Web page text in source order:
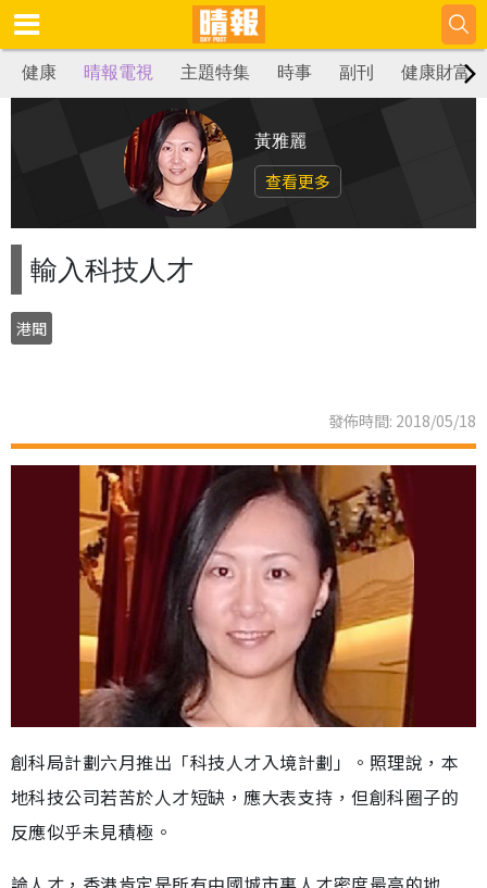
健康 晴報電視 主題特集 時事 副刊 健康財富
黃雅麗
查看更多
輸入科技人才
港聞
發佈時間: 2018/05/18
創科局計劃六月推出「科技人才入境計劃」。照理說，本
地科技公司若苦於人才短缺，應大表支持，但創科圈子的
反應似乎未見積極。